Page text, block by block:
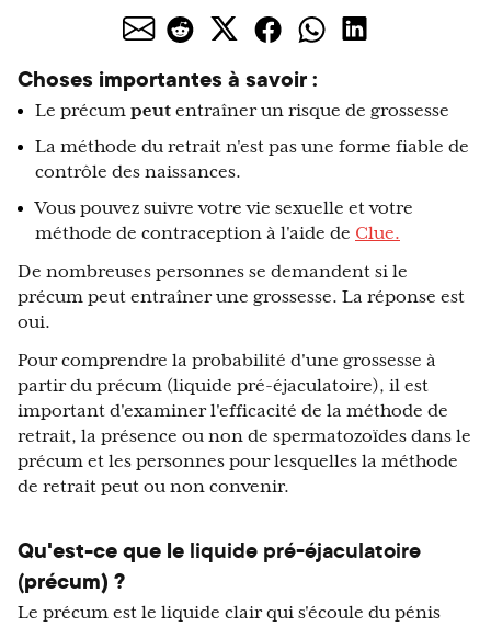
Choses importantes à savoir :
Le précum peut entraîner un risque de grossesse
La méthode du retrait n'est pas une forme fiable de
contrôle des naissances.
Vous pouvez suivre votre vie sexuelle et votre
méthode de contraception à l'aide de Clue.
De nombreuses personnes se demandent si le
précum peut entraîner une grossesse. La réponse est
oui.
Pour comprendre la probabilité d'une grossesse à
partir du précum (liquide pré-éjaculatoire), il est
important d'examiner l'efficacité de la méthode de
retrait, la présence ou non de spermatozoïdes dans le
précum et les personnes pour lesquelles la méthode
de retrait peut ou non convenir.
Qu'est-ce que le liquide pré-éjaculatoire
(précum) ?
Le précum est le liquide clair qui s'écoule du pénis